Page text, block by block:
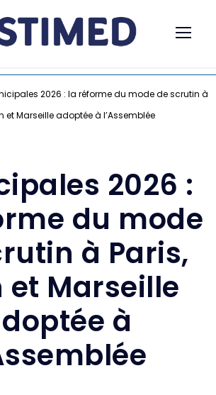
2026 : la réforme du mode de scrutin à
et Marseille adoptée à l’Assemblée
2026 :
du mode
à Paris,
et Marseille
à